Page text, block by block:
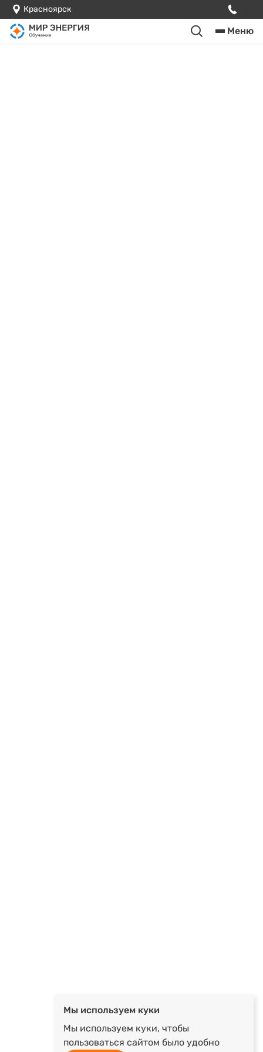
Красноярск
Меню
Мы используем куки
Мы используем куки, чтобы
пользоваться сайтом было удобно